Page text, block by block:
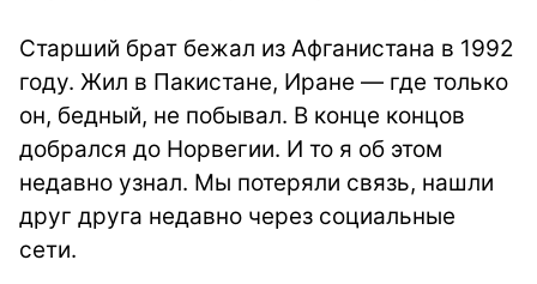
Старший брат бежал из Афганистана в 1992
году. Жил в Пакистане, Иране — где только
он, бедный, не побывал. В конце концов
добрался до Норвегии. И то я об этом
недавно узнал. Мы потеряли связь, нашли
друг друга недавно через социальные
сети.